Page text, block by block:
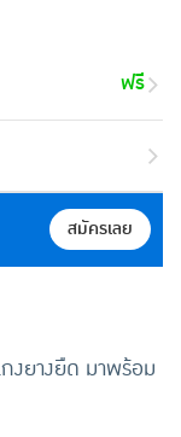
สมัครเลย
งยางยืด มาพร้อม
ฟรี